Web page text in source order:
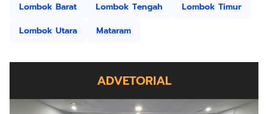
Lombok Barat Lombok Tengah
Lombok Timur
Lombok Utara
Mataram
ADVETORIAL